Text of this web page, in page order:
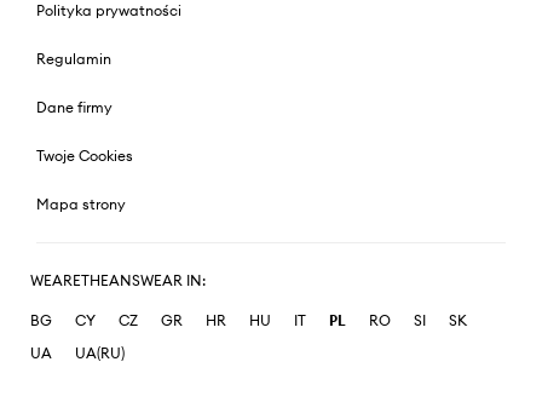
Polityka prywatności
Regulamin
Dane firmy
Twoje Cookies
Mapa strony
WEARETHEANSWEAR IN:
BG CY CZ GR HR HU IT PL RO SI
SK
UA
UA(RU)